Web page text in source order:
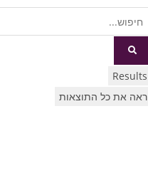
Results
ראה את כל התוצאות